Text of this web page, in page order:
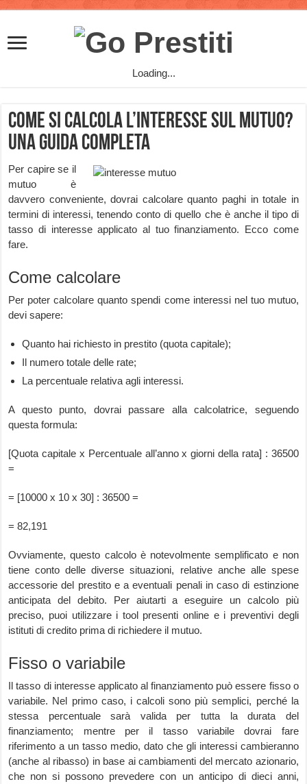
Loading...
Come si calcola l’interesse sul mutuo?
Una guida completa
Per capire se il
mutuo è
davvero conveniente, dovrai calcolare quanto paghi in totale in
termini di interessi, tenendo conto di quello che è anche il tipo di
tasso di interesse applicato al tuo finanziamento. Ecco come
fare.
Come calcolare
Per poter calcolare quanto spendi come interessi nel tuo mutuo,
devi sapere:
Quanto hai richiesto in prestito (quota capitale);
Il numero totale delle rate;
La percentuale relativa agli interessi.
A questo punto, dovrai passare alla calcolatrice, seguendo
questa formula:
[Quota capitale x Percentuale all’anno x giorni della rata] : 36500
=
= [10000 x 10 x 30] : 36500 =
= 82,191
Ovviamente, questo calcolo è notevolmente semplificato e non
tiene conto delle diverse situazioni, relative anche alle spese
accessorie del prestito e a eventuali penali in caso di estinzione
anticipata del debito. Per aiutarti a eseguire un calcolo più
preciso, puoi utilizzare i tool presenti online e i preventivi degli
istituti di credito prima di richiedere il mutuo.
Fisso o variabile
Il tasso di interesse applicato al finanziamento può essere fisso o
variabile. Nel primo caso, i calcoli sono più semplici, perché la
stessa percentuale sarà valida per tutta la durata del
finanziamento; mentre per il tasso variabile dovrai fare
riferimento a un tasso medio, dato che gli interessi cambieranno
(anche al ribasso) in base ai cambiamenti del mercato azionario,
che non si possono prevedere con un anticipo di dieci anni,